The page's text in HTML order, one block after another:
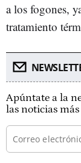
a los fogones,
tratamiento
Apúntate a la
las noticias